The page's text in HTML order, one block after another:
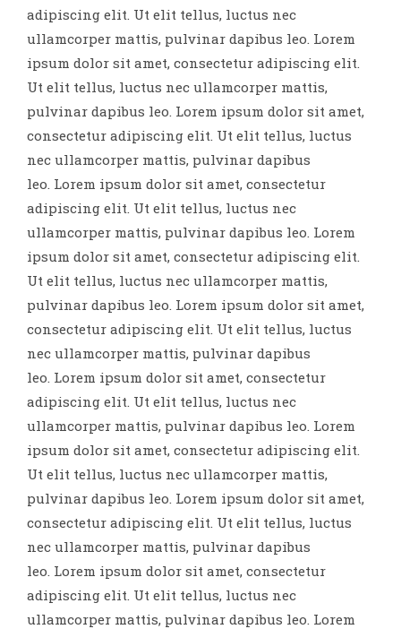
adipiscing elit. Ut elit tellus, luctus nec
ullamcorper mattis, pulvinar dapibus leo. Lorem
ipsum dolor sit amet, consectetur adipiscing elit.
Ut elit tellus, luctus nec ullamcorper mattis,
pulvinar dapibus leo. Lorem ipsum dolor sit amet,
consectetur adipiscing elit. Ut elit tellus, luctus
nec ullamcorper mattis, pulvinar dapibus
leo. Lorem ipsum dolor sit amet, consectetur
adipiscing elit. Ut elit tellus, luctus nec
ullamcorper mattis, pulvinar dapibus leo. Lorem
ipsum dolor sit amet, consectetur adipiscing elit.
Ut elit tellus, luctus nec ullamcorper mattis,
pulvinar dapibus leo. Lorem ipsum dolor sit amet,
consectetur adipiscing elit. Ut elit tellus, luctus
nec ullamcorper mattis, pulvinar dapibus
leo. Lorem ipsum dolor sit amet, consectetur
adipiscing elit. Ut elit tellus, luctus nec
ullamcorper mattis, pulvinar dapibus leo. Lorem
ipsum dolor sit amet, consectetur adipiscing elit.
Ut elit tellus, luctus nec ullamcorper mattis,
pulvinar dapibus leo. Lorem ipsum dolor sit amet,
consectetur adipiscing elit. Ut elit tellus, luctus
nec ullamcorper mattis, pulvinar dapibus
leo. Lorem ipsum dolor sit amet, consectetur
adipiscing elit. Ut elit tellus, luctus nec
ullamcorper mattis, pulvinar dapibus leo. Lorem